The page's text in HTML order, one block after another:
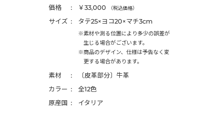
価格
￥33,000 （税込価格）
サイズ タテ25×ヨコ20×マチ3cm
※素材や測る位置により多少の誤差が
生じる場合がございます。
※商品のデザイン、仕様は予告なく変
更する場合があります。
素材
〔皮革部分〕牛革
カラー
全12色
原産国
イタリア